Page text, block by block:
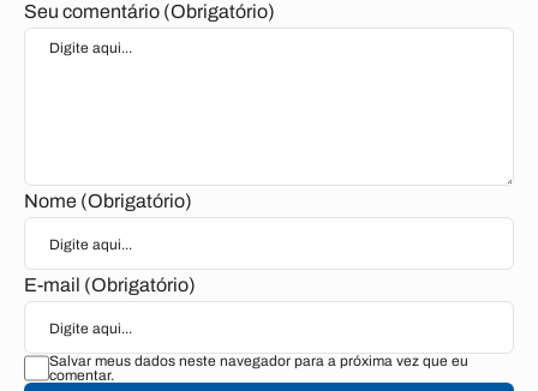
Seu comentário (Obrigatório)
Nome (Obrigatório)
E-mail (Obrigatório)
Salvar meus dados neste navegador para a próxima vez que eu
comentar.